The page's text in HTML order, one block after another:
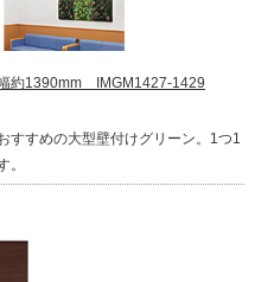
1390mm IMGM1427-1429
すすめの大型壁付けグリーン。1つ1
。